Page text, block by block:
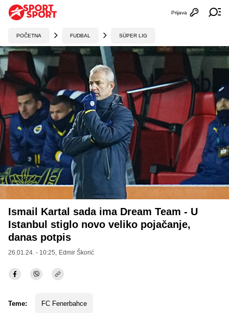
Otvori
Prijava
POČETNA FUDBAL SÜPER LIG
Ismail Kartal sada ima Dream Team - U
Istanbul stiglo novo veliko pojačanje,
danas potpis
26.01.24. - 10:25, Edmir Škorić
Teme: FC Fenerbahce